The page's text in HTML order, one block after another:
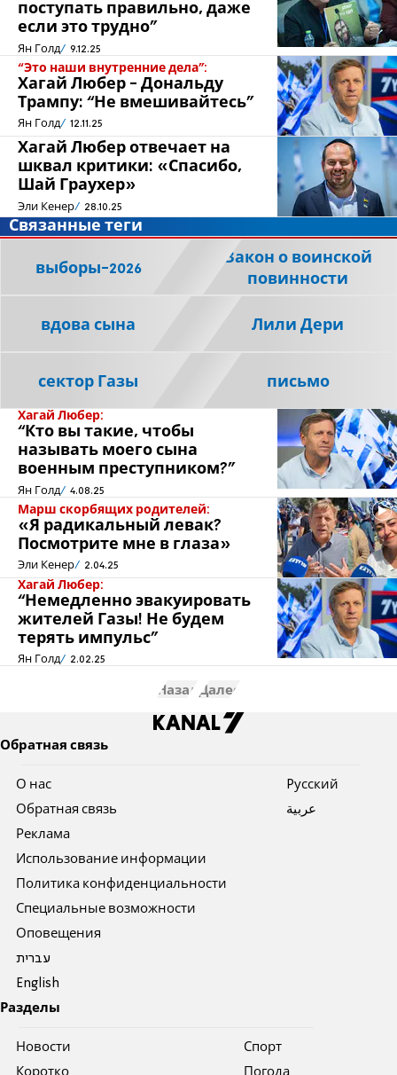
поступать правильно, даже
если это трудно”
Ян Голд 9.12.25
“Это наши внутренние дела”:
Хагай Любер - Дональду
Трампу: “Не вмешивайтесь”
Ян Голд 12.11.25
Хагай Любер отвечает на
шквал критики: «Спасибо,
Шай Граухер»
Эли Кенер 28.10.25
Хагай Любер:
“Кто вы такие, чтобы
называть моего сына
военным преступником?”
Ян Голд 4.08.25
Марш скорбящих родителей:
«Я радикальный левак?
Посмотрите мне в глаза»
Эли Кенер 2.04.25
Хагай Любер:
“Немедленно эвакуировать
жителей Газы! Не будем
терять импульс”
Ян Голд 2.02.25
Связанные теги
выборы-2026
Закон о воинской
повинности
вдова сына Лили Дери
сектор Газы письмо
Назад Далее
Обратная связь
О нас
Обратная связь
Реклама
Использование информации
Политика конфиденциальности
Специальные возможности
Оповещения
עברית
English
Pусский
عربية
Разделы
Новости
Коротко
Спорт
Погода